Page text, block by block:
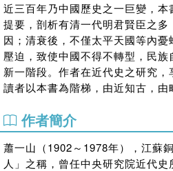
近三百年乃中國歷史之一巨變，
提要，剖析有清一代明君賢臣之
因；清衰後，不僅太平天國等內
壓迫，致使中國不得不轉型，民
新一階段。作者在近代史之研究
讀者以本書為階梯，由近知古，由
作者簡介
蕭一山（1902～1978年），江蘇
人」之稱，曾任中央研究院近代